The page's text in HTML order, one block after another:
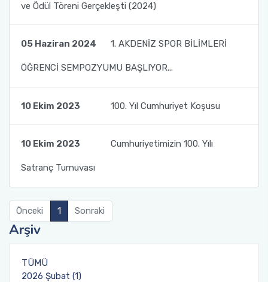
ve Ödül Töreni Gerçekleşti (2024)
05 Haziran 2024 1. AKDENİZ SPOR BİLİMLERİ
ÖĞRENCİ SEMPOZYUMU BAŞLIYOR...
10 Ekim 2023 100. Yıl Cumhuriyet Koşusu
10 Ekim 2023 Cumhuriyetimizin 100. Yılı
Satranç Turnuvası
Önceki 1 Sonraki
Arşiv
TÜMÜ
2026 Şubat (1)